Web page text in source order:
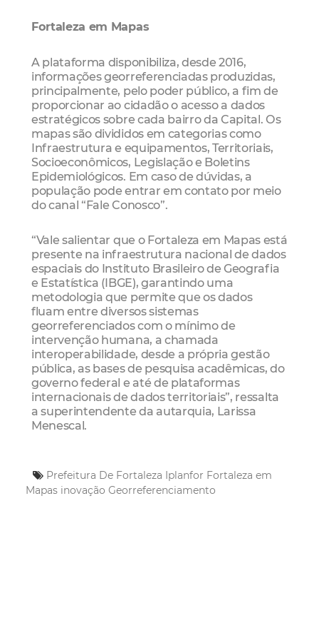
Fortaleza em Mapas
A plataforma disponibiliza, desde 2016,
informações georreferenciadas produzidas,
principalmente, pelo poder público, a fim de
proporcionar ao cidadão o acesso a dados
estratégicos sobre cada bairro da Capital. Os
mapas são divididos em categorias como
Infraestrutura e equipamentos, Territoriais,
Socioeconômicos, Legislação e Boletins
Epidemiológicos. Em caso de dúvidas, a
população pode entrar em contato por meio
do canal “Fale Conosco”.
“Vale salientar que o Fortaleza em Mapas está
presente na infraestrutura nacional de dados
espaciais do Instituto Brasileiro de Geografia
e Estatística (IBGE), garantindo uma
metodologia que permite que os dados
fluam entre diversos sistemas
georreferenciados com o mínimo de
intervenção humana, a chamada
interoperabilidade, desde a própria gestão
pública, as bases de pesquisa acadêmicas, do
governo federal e até de plataformas
internacionais de dados territoriais”, ressalta
a superintendente da autarquia, Larissa
Menescal.
Prefeitura De Fortaleza Iplanfor Fortaleza em
Mapas inovação Georreferenciamento